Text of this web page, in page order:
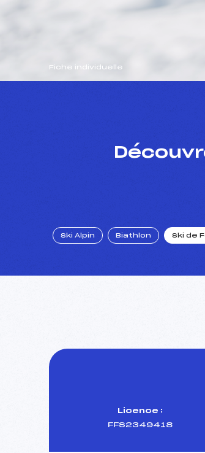
Fiche individuelle
Ski Alpin Biathlon Ski de
Licence :
FFS2349418